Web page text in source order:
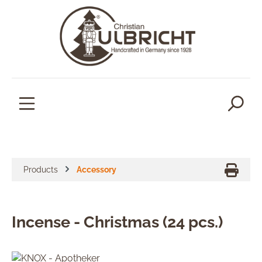
Products Accessory
Incense - Christmas (24 pcs.)